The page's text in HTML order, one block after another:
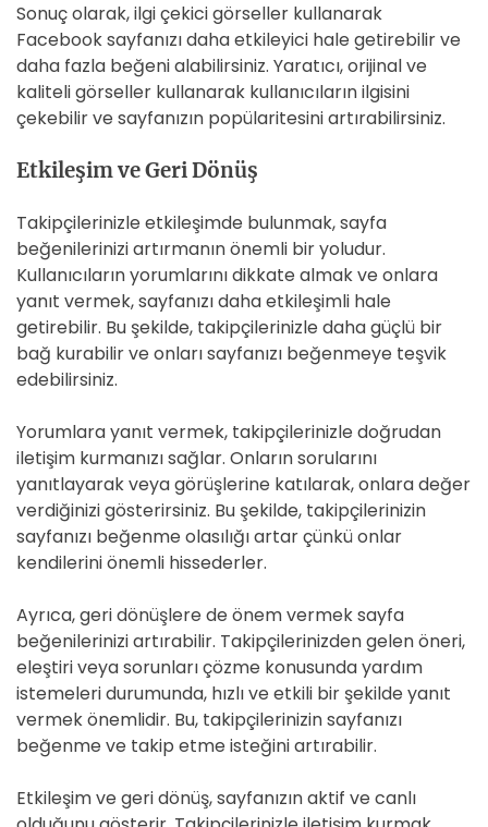
Sonuç olarak, ilgi çekici görseller kullanarak
Facebook sayfanızı daha etkileyici hale getirebilir ve
daha fazla beğeni alabilirsiniz. Yaratıcı, orijinal ve
kaliteli görseller kullanarak kullanıcıların ilgisini
çekebilir ve sayfanızın popülaritesini artırabilirsiniz.
Etkileşim ve Geri Dönüş
Takipçilerinizle etkileşimde bulunmak, sayfa
beğenilerinizi artırmanın önemli bir yoludur.
Kullanıcıların yorumlarını dikkate almak ve onlara
yanıt vermek, sayfanızı daha etkileşimli hale
getirebilir. Bu şekilde, takipçilerinizle daha güçlü bir
bağ kurabilir ve onları sayfanızı beğenmeye teşvik
edebilirsiniz.
Yorumlara yanıt vermek, takipçilerinizle doğrudan
iletişim kurmanızı sağlar. Onların sorularını
yanıtlayarak veya görüşlerine katılarak, onlara değer
verdiğinizi gösterirsiniz. Bu şekilde, takipçilerinizin
sayfanızı beğenme olasılığı artar çünkü onlar
kendilerini önemli hissederler.
Ayrıca, geri dönüşlere de önem vermek sayfa
beğenilerinizi artırabilir. Takipçilerinizden gelen öneri,
eleştiri veya sorunları çözme konusunda yardım
istemeleri durumunda, hızlı ve etkili bir şekilde yanıt
vermek önemlidir. Bu, takipçilerinizin sayfanızı
beğenme ve takip etme isteğini artırabilir.
Etkileşim ve geri dönüş, sayfanızın aktif ve canlı